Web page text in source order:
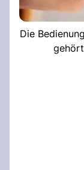
Die